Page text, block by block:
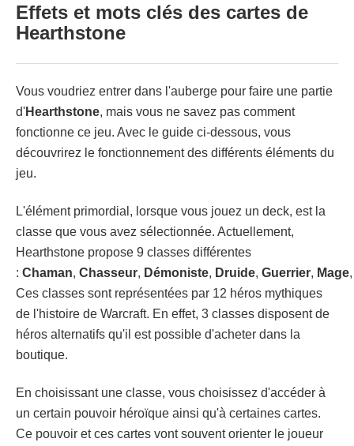
Effets et mots clés des cartes de
Hearthstone
Vous voudriez entrer dans l'auberge pour faire une partie
d'Hearthstone, mais vous ne savez pas comment
fonctionne ce jeu. Avec le guide ci-dessous, vous
découvrirez le fonctionnement des différents éléments du
jeu.
L'élément primordial, lorsque vous jouez un deck, est la
classe que vous avez sélectionnée. Actuellement,
Hearthstone propose 9 classes différentes
: Chaman, Chasseur, Démoniste, Druide, Guerrier, Mage
Ces classes sont représentées par 12 héros mythiques
de l'histoire de Warcraft. En effet, 3 classes disposent de
héros alternatifs qu'il est possible d'acheter dans la
boutique.
En choisissant une classe, vous choisissez d'accéder à
un certain pouvoir héroïque ainsi qu'à certaines cartes.
Ce pouvoir et ces cartes vont souvent orienter le joueur